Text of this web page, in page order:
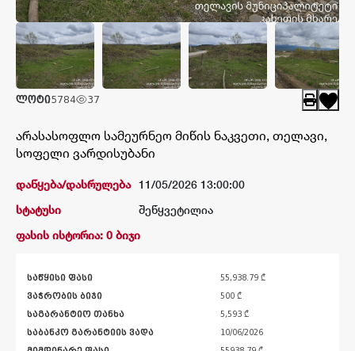
კატალოგი
შედეგები
ლოტი5784 37
არასასოფლო სამეურნეო მიწის ნაკვეთი, თელავი,
სოფელი ვარდისუბანი
დაწყება/დასრულება 11/05/2026 13:00:00
სტატუსი
შეწყვეტილია
ფასის ისტორია: 0 ბიჯი
საწყისი ფასი 55,938.79 ₾
ვაჭრობის ბიჯი 500 ₾
საგარანტიო თანხა 5,593 ₾
საბანკო გარანტიის ვადა 10/06/2026